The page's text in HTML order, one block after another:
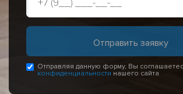
Отправляя данную форму, Вы
конфиденциальности нашего сайта